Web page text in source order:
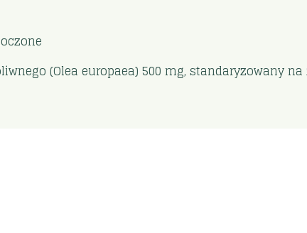
(Olea europaea) 500 mg, standaryzowany